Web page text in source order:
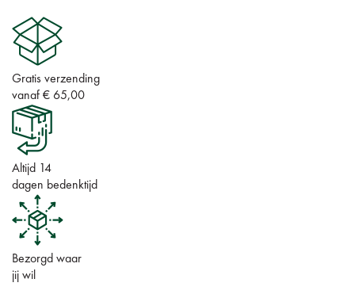
Gratis verzending
vanaf € 65,00
Altijd 14
dagen bedenktijd
Bezorgd waar
jij wil